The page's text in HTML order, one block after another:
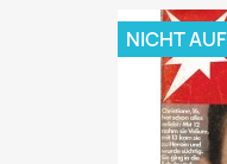
NICHT